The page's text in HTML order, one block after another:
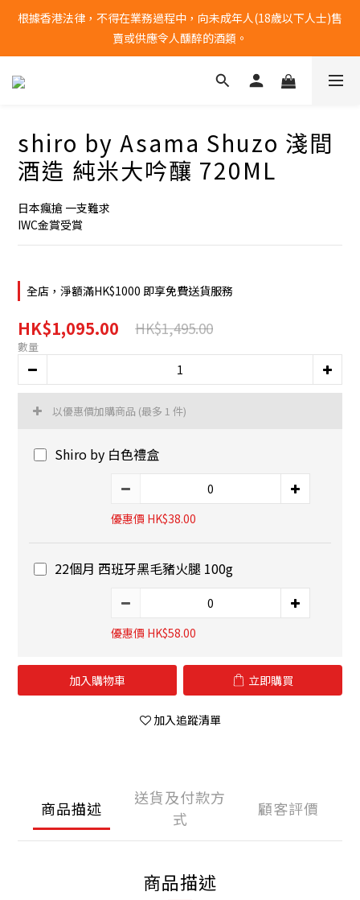
全單購物滿港幣$1000 | 免運費
根據香港法律，不得在業務過程中，向未成年人(18歲以下人士)售
賣或供應令人醺醉的酒類。
全單購物滿港幣$1000 | 免運費
shiro by Asama Shuzo 淺間
酒造 純米大吟釀 720ML
日本瘋搶 一支難求
IWC金賞受賞
全店，淨額滿HK$1000 即享免費送貨服務
HK$1,095.00 HK$1,495.00
數量
以優惠價加購商品 (最多 1 件)
Shiro by 白色禮盒
優惠價 HK$38.00
22個月 西班牙黑毛豬火腿 100g
優惠價 HK$58.00
加入購物車 立即購買
加入追蹤清單
商品描述
送貨及付款方
式
顧客評價
商品描述